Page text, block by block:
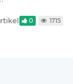
0 1715